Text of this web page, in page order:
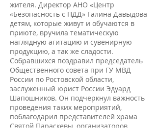
жителя. Директор АНО «Центр
«Безопасность с ПДД» Галина Давыдова
детям, которые живут и обучаются в
приюте, вручила тематическую
наглядную агитацию и сувенирную
продукцию, а так же сладости.
Собравшихся поздравил председатель
Общественного совета при ГУ МВД
России по Ростовской области,
заслуженный юрист России Эдуард
Шапошников. Он подчеркнул важность
проведения таких мероприятий,
поблагодарил представителей храма
Святой Параскевы, организаторов